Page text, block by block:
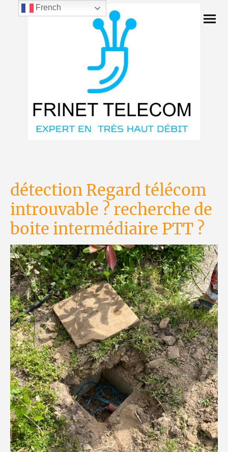
détection Regard télécom
introuvable ? recherche de
boite intermédiaire PTT ?
French